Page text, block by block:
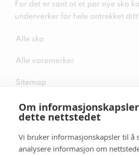
Om
dette nettstedet
Vi bruker informasjonskapsler til å
analysere informasjon om
For det er sant at et par nye sko
underverker for hele antrekket ditt!
Alle sko
Alle varemerker
Sitemap
Følg oss i sosiale medier